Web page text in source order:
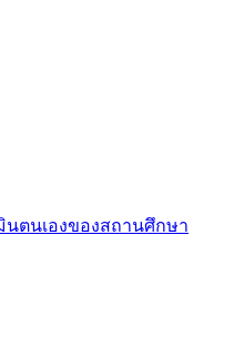
นตนเองของสถานศึกษา